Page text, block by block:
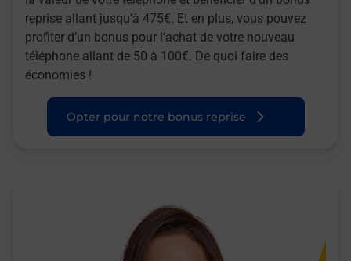
reprise allant jusqu’à 475€. Et en plus, vous pouvez
profiter d’un bonus pour l’achat de votre nouveau
téléphone allant de 50 à 100€. De quoi faire des
économies !
Opter pour notre bonus reprise